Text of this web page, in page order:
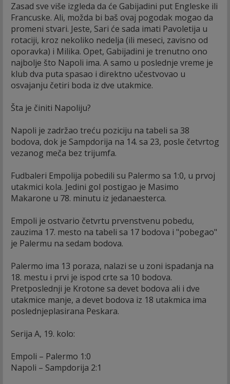
Zasad sve više izgleda da će Gabijadini put Engleske ili
Francuske. Ali, možda bi baš ovaj pogodak mogao da
promeni stvari. Jeste, Sari će sada imati Pavoletija u
rotaciji, kroz nekoliko nedelja (ili meseci, zavisno od
oporavka) i Milika. Opet, Gabijadini je trenutno ono
najbolje što Napoli ima. A samo u poslednje vreme je
klub dva puta spasao i direktno učestvovao u
osvajanju četiri boda iz dve utakmice.
Šta je činiti Napoliju?
Napoli je zadržao treću poziciju na tabeli sa 38
bodova, dok je Sampdorija na 14. sa 23, posle četvrtog
vezanog meča bez trijumfa.
Fudbaleri Empolija pobedili su Palermo sa 1:0, u prvoj
utakmici kola. Jedini gol postigao je Masimo
Makarone u 78. minutu iz jedanaesterca.
Empoli je ostvario četvrtu prvenstvenu pobedu,
zauzima 17. mesto na tabeli sa 17 bodova i "pobegao"
je Palermu na sedam bodova.
Palermo ima 13 poraza, nalazi se u zoni ispadanja na
18. mestu i prvi je ispod crte sa 10 bodova.
Pretposlednji je Krotone sa devet bodova ali i dve
utakmice manje, a devet bodova iz 18 utakmica ima
poslednjeplasirana Peskara.
Serija A, 19. kolo:
Empoli – Palermo 1:0
Napoli – Sampdorija 2:1